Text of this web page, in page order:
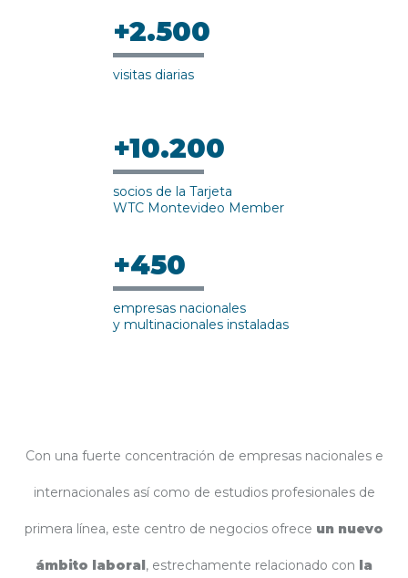
+2.500
visitas diarias
+10.200
socios de la Tarjeta
WTC Montevideo Member
+450
empresas nacionales
y multinacionales instaladas
Con una fuerte concentración de empresas nacionales e
internacionales así como de estudios profesionales de
primera línea, este centro de negocios ofrece un nuevo
ámbito laboral, estrechamente relacionado con la